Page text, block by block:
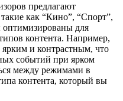
предлагают
как “Кино”, “Спорт”,
для
контента. Например,
и контрастным, что
событий при ярком
между режимами в
контента, который вы